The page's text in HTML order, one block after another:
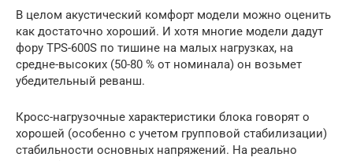
В целом акустический комфорт модели можно оценить
как достаточно хороший. И хотя многие модели дадут
фору TPS-600S по тишине на малых нагрузках, на
средне-высоких (50-80 % от номинала) он возьмет
убедительный реванш.
Кросс-нагрузочные характеристики блока говорят о
хорошей (особенно с учетом групповой стабилизации)
стабильности основных напряжений. На реально